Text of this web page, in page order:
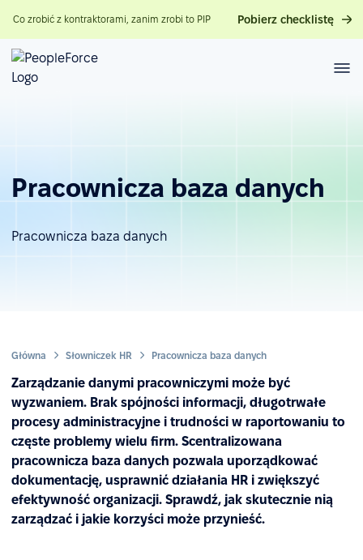
Co zrobić z kontraktorami, zanim zrobi to PIP Pobierz checklistę
Pracownicza baza danych
Pracownicza baza danych
Główna Słowniczek HR Pracownicza baza danych
Zarządzanie danymi pracowniczymi może być
wyzwaniem. Brak spójności informacji, długotrwałe
procesy administracyjne i trudności w raportowaniu to
częste problemy wielu firm. Scentralizowana
pracownicza baza danych pozwala uporządkować
dokumentację, usprawnić działania HR i zwiększyć
efektywność organizacji. Sprawdź, jak skutecznie nią
zarządzać i jakie korzyści może przynieść.